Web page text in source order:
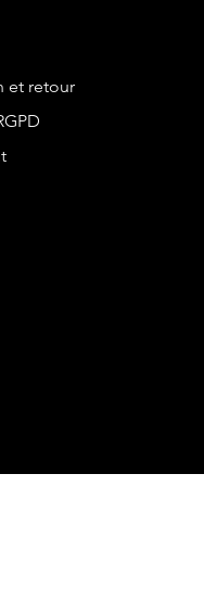
et retour